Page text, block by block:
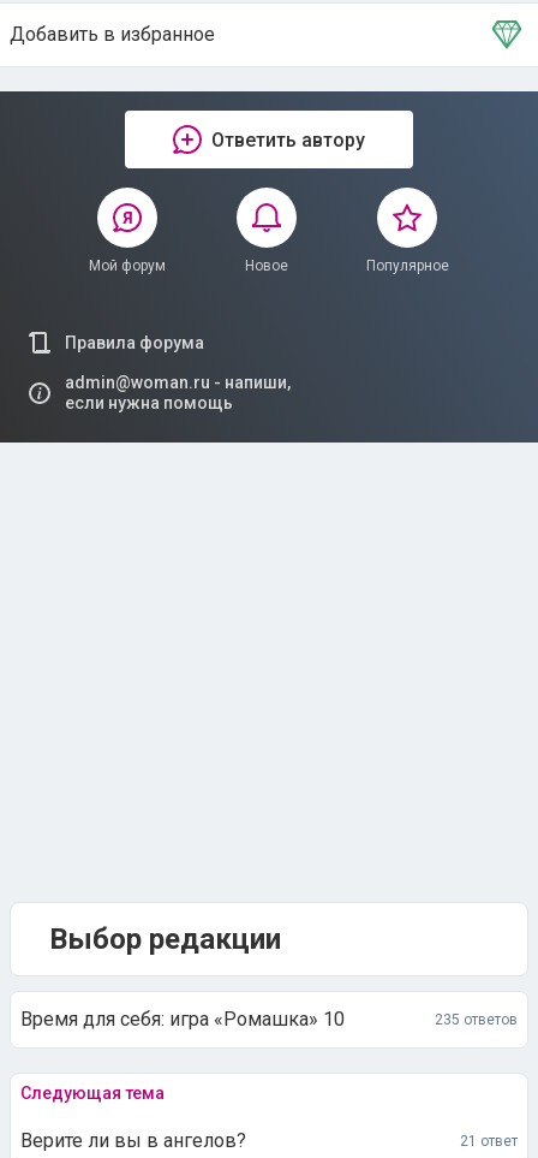
Добавить в избранное
Тема в избранном
Ответить автору
Мой форум Новое Популярное
Правила форума
admin@woman.ru - напиши,
если нужна помощь
Выбор редакции
Время для себя: игра «Ромашка» 10 235 ответов
Следующая тема
Верите ли вы в ангелов? 21 ответ